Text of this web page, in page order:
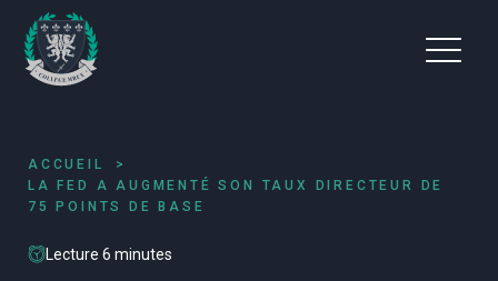
ACCUEIL
LA FED A AUGMENTÉ SON TAUX DIRECTEUR DE
75 POINTS DE BASE
Lecture 6 minutes